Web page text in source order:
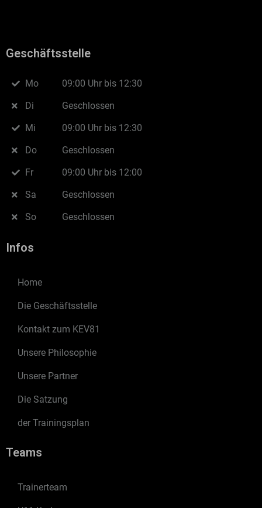
Geschäftsstelle
Mo
Di
Mi
Do
Fr
Sa
So
09:00 Uhr bis 12:30
Geschlossen
09:00 Uhr bis 12:30
Geschlossen
09:00 Uhr bis 12:00
Geschlossen
Geschlossen
Infos
Home
Die Geschäftsstelle
Kontakt zum KEV81
Unsere Philosophie
Unsere Partner
Die Satzung
der Trainingsplan
Teams
Trainerteam